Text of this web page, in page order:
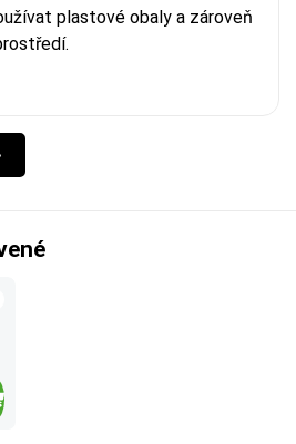
plastové obaly a zároveň